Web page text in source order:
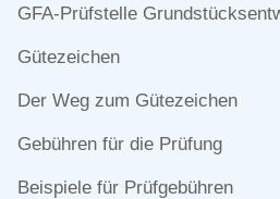
Navigation
GFA-Prüfstelle
Gütezeichen
Der Weg zum Gütezeichen
Gebühren für die Prüfung
Beispiele für Prüfgebühren